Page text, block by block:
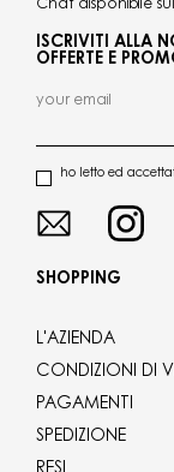
Chat disponibile
ISCRIVITI ALLA
OFFERTE E
ho letto ed
SHOPPING
L'AZIENDA
CONDIZIONI DI
PAGAMENTI
SPEDIZIONE